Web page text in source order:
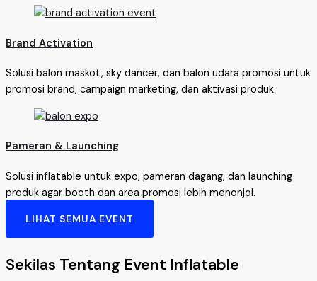
Brand Activation
Solusi balon maskot, sky dancer, dan balon udara promosi untuk
promosi brand, campaign marketing, dan aktivasi produk.
Pameran & Launching
Solusi inflatable untuk expo, pameran dagang, dan launching
produk agar booth dan area promosi lebih menonjol.
LIHAT SEMUA EVENT
Sekilas Tentang Event Inflatable